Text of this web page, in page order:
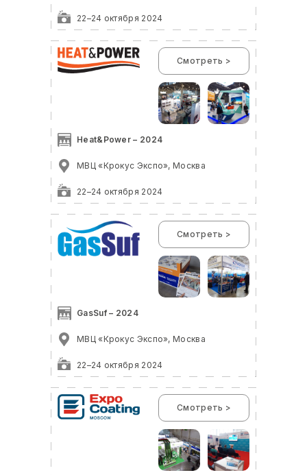
22–24 октября 2024
22–24 октября 2024
Heat&Power – 2024
МВЦ «Крокус Экспо», Москва
Смотреть >
22–24 октября 2024
GasSuf – 2024
МВЦ «Крокус Экспо», Москва
Смотреть >
Смотреть >